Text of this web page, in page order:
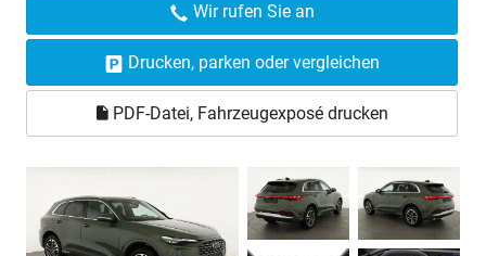
Wir rufen Sie an
Drucken, parken oder vergleichen
PDF-Datei, Fahrzeugexposé drucken